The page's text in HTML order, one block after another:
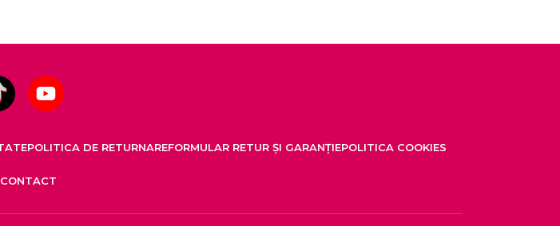
POLITICA DE RETURNAREFORMULAR RETUR ȘI GARANȚIEPOLITICA COOKIES
CONTACT